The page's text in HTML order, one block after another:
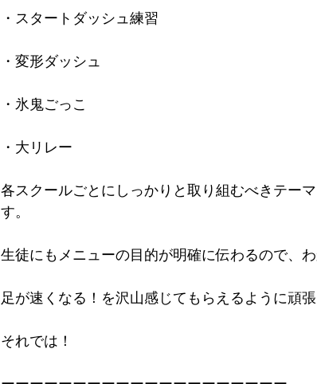
・スタートダッシュ練習
・変形ダッシュ
・氷鬼ごっこ
・大リレー
各スクールごとにしっかりと取り組むべきテー
す。
生徒にもメニューの目的が明確に伝わるので、
足が速くなる！を沢山感じてもらえるように頑張
それでは！